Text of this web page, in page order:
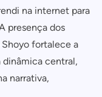
na internet para
presença dos
Shoyo fortalece a
central,
narrativa,